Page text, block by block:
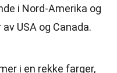
i Nord-Amerika og
USA og Canada.
i en rekke farger,